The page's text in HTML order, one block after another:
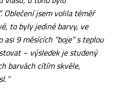
Oblečení jsem volila téměř
to byly jediné barvy, ve
9 měsících “boje” s teplou
– výsledek je studený
barvách cítím skvěle,
. “